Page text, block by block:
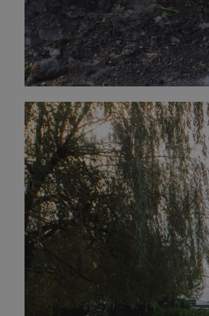
Niezbędne
zarządzanie
Nazwa
SessID
MvSessID
euds
__cf_bm
li_gc
__Secure-